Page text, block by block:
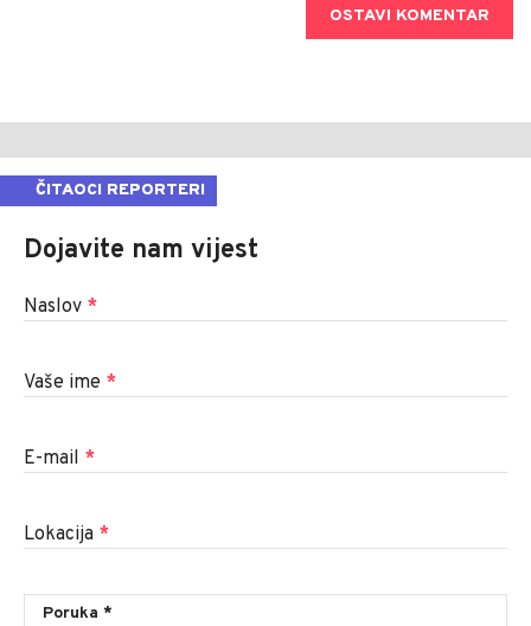
OSTAVI KOMENTAR
ČITAOCI REPORTERI
Dojavite nam vijest
Naslov *
Vaše ime *
E-mail *
Lokacija *